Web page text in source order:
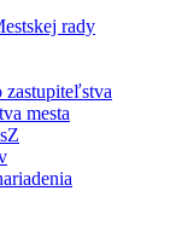
rady
zastupiteľstva
mesta